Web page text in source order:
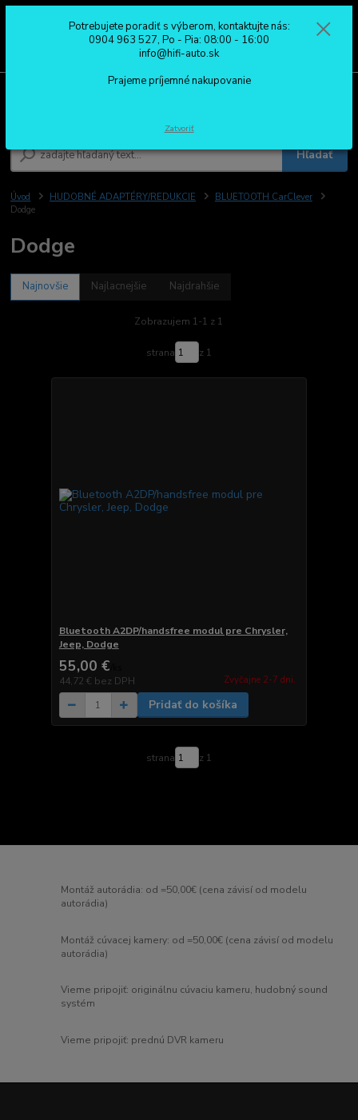
Hľadať
0904 963 527
Po - Pia: 08:00 - 16:00
Úvod HUDOBNÉ ADAPTÉRY/REDUKCIE
BLUETOOTH CarClever
Dodge
Dodge
Najnovšie Najlacnejšie Najdrahšie
Zobrazujem 1-1 z 1
strana z 1
Bluetooth A2DP/handsfree modul pre Chrysler,
Jeep, Dodge
55,00 €
44,72 € bez DPH Zvyčajne 2-7 dni.
Pridať do košíka
strana z 1
Montáž autorádia: od =50,00€ (cena závisí od modelu
autorádia)
Montáž cúvacej kamery: od =50,00€ (cena závisí od modelu
autorádia)
Vieme pripojiť: originálnu cúvaciu kameru, hudobný sound
systém
Vieme pripojiť: prednú DVR kameru
Potrebujete poradiť s výberom, kontaktujte nás:
0904 963 527, Po - Pia: 08:00 - 16:00
info@hifi-auto.sk
Prajeme príjemné nakupovanie
Zatvoriť